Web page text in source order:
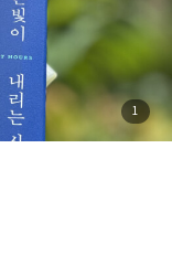
조금씩 늙어가는 엄
할 수 없는 감정을 한
. #푸른빛이내리는시간 #다산책방
첨
부
사
1